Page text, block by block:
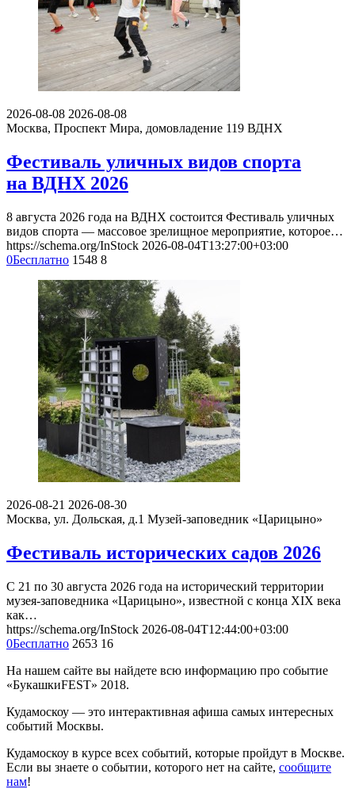
2026-08-08 2026-08-08
Москва, Проспект Мира, домовладение 119 ВДНХ
Фестиваль уличных видов спорта
на ВДНХ 2026
8 августа 2026 года на ВДНХ состоится Фестиваль уличных
видов спорта — массовое зрелищное мероприятие, которое…
https://schema.org/InStock 2026-08-04T13:27:00+03:00
0Бесплатно 1548 8
2026-08-21 2026-08-30
Москва, ул. Дольская, д.1 Музей-заповедник «Царицыно»
Фестиваль исторических садов 2026
С 21 по 30 августа 2026 года на исторический территории
музея-заповедника «Царицыно», известной с конца XIX века
как…
https://schema.org/InStock 2026-08-04T12:44:00+03:00
0Бесплатно 2653 16
На нашем сайте вы найдете всю информацию про событие
«БукашкиFEST» 2018.
Кудамоскоу — это интерактивная афиша самых интересных
событий Москвы.
Кудамоскоу в курсе всех событий, которые пройдут в Москве.
Если вы знаете о событии, которого нет на сайте, сообщите
нам!